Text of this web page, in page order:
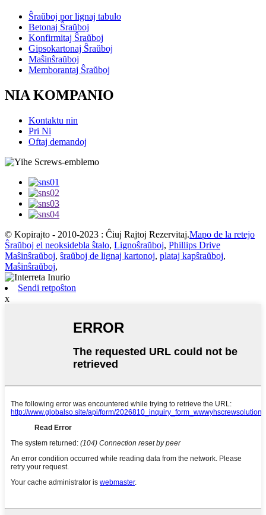
Ŝraŭboj por lignaj tabulo
Betonaj Ŝraŭboj
Konfirmitaj Ŝraŭboj
Gipsokartonaj Ŝraŭboj
Maŝinŝraŭboj
Memborantaj Ŝraŭboj
NIA KOMPANIO
Kontaktu nin
Pri Ni
Oftaj demandoj
© Kopirajto - 2010-2023 : Ĉiuj Rajtoj Rezervitaj.Mapo de la retejo
Ŝraŭboj el neoksidebla ŝtalo, Lignoŝraŭboj, Phillips Drive
Maŝinŝraŭboj, ŝraŭboj de lignaj kartonoj, plataj kapŝraŭboj,
Maŝinŝraŭboj,
Sendi retpoŝton
x